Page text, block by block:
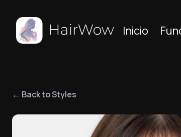
Inicio
← Back to Styles